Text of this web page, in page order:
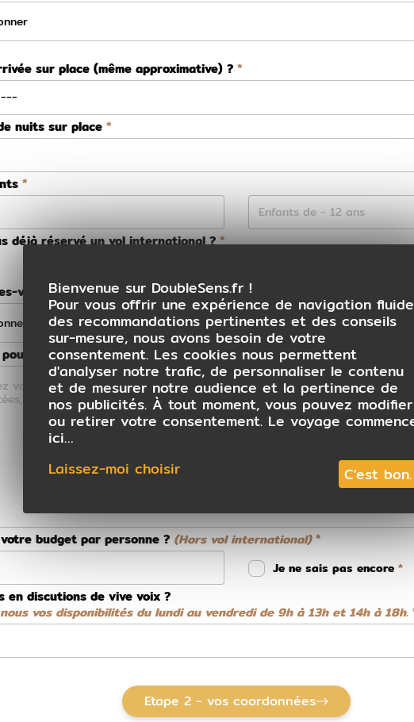
sur place (même approximative) ?
nuits sur place
déjà réservé un vol international ?
vous dans la préparation de votre voyage ?
pour votre conseiller
budget par personne ? (Hors vol international)
Je ne sais pas encore
en discutions de vive voix ?
vos disponibilités du lundi au vendredi de 9h à 13h et 14h à 18h.
Etape 2 - vos coordonnées
Bienvenue sur DoubleSens.fr !
Pour vous offrir une expérience de navigation
des recommandations pertinentes et des conseils
sur-mesure, nous avons besoin de votre
consentement. Les cookies nous permettent
d'analyser notre trafic, de personnaliser le contenu
et de mesurer notre audience et la pertinence de
nos publicités. À tout moment, vous pouvez modifier
ou retirer votre consentement. Le voyage
ici…
Laissez-moi choisir
C'est bon.